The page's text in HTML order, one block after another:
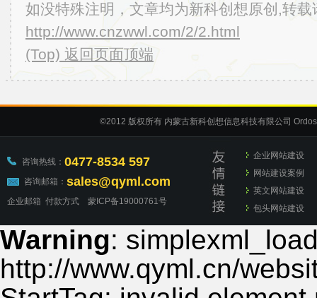
如没特殊注明，文章均为新科创想原创,转载
http://www.cnzwwl.com/2/2.html
(Top) 返回页面顶端
©2012 版权所有 内蒙古新科创想信息科技有限公司
咨询热线： 0477-8534 597
咨询邮箱： sales@qyml.com
企业邮箱 付款方式 蒙ICP备19000761号
企业网站建设
网站建设案例
英文网站建设
包头网站建设
Warning:
http://www.qyml.cn/